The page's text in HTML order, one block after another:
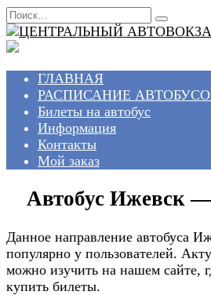
Перейти
к
содержанию
Search
for:
ГЛАВНАЯ
РАСПИСАНИЕ
Билеты на автобус
Информация
Контакты
Мой заказ
Автобус Ижевск
Данное направление автобуса
популярно у пользователей.
можно изучить на нашем сайте,
купить билеты.